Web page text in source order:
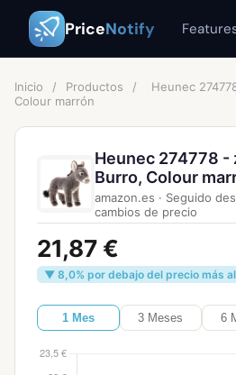
PriceNotify
Inicio / Productos /
Heunec
Colour marrón
Heunec 274778 -
Burro, Colour
amazon.es · Seguido
cambios de precio
21,87 €
▼ 8,0% por debajo del precio más
1 Mes 3 Meses 6